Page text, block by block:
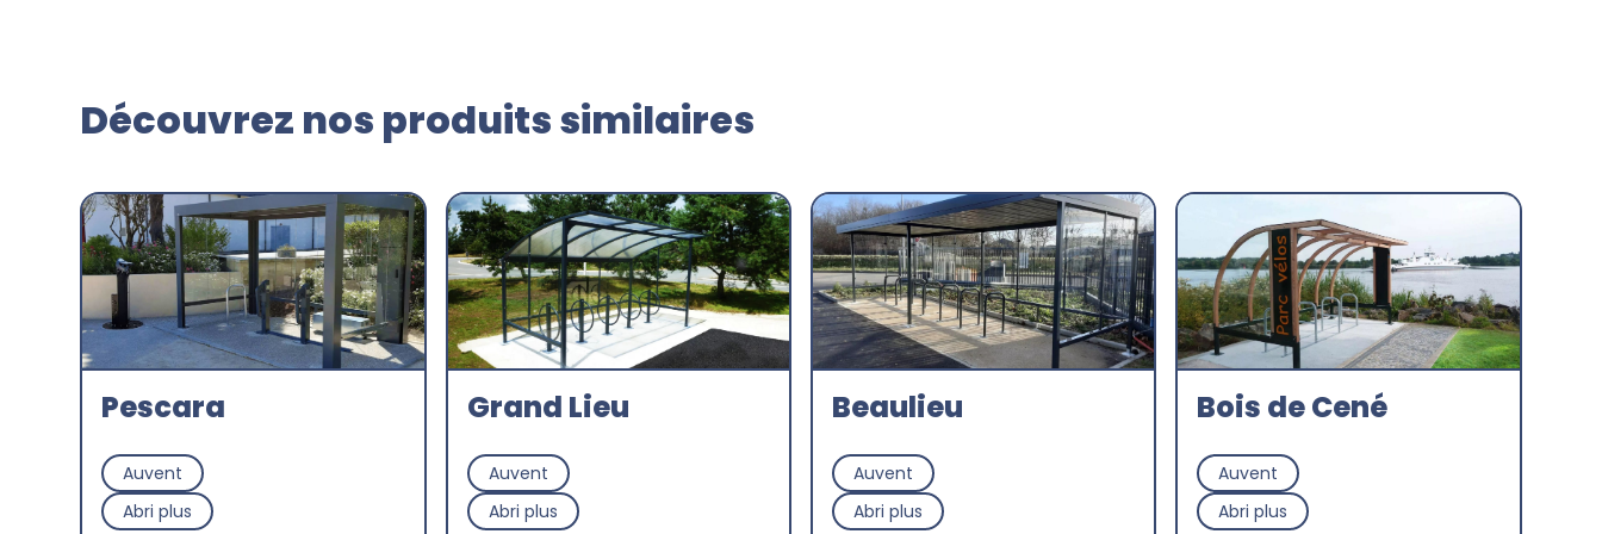
Découvrez nos produits similaires
Pescara
Auvent
Abri plus
Grand Lieu
Auvent
Abri plus
Beaulieu
Auvent
Abri plus
Bois de Cené
Auvent
Abri plus